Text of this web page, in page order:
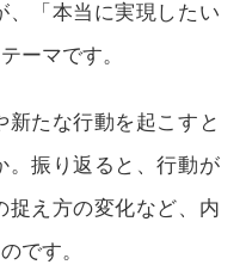
、「本当に実現したい
ーマです。
新たな行動を起こすと
。振り返ると、行動が
捉え方の変化など、内
です。